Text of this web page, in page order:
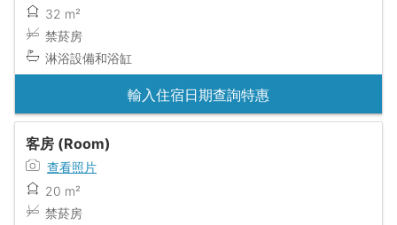
32 m²
禁菸房
淋浴設備和浴缸
輸入住宿日期查詢特惠
客房 (Room)
查看照片
20 m²
禁菸房